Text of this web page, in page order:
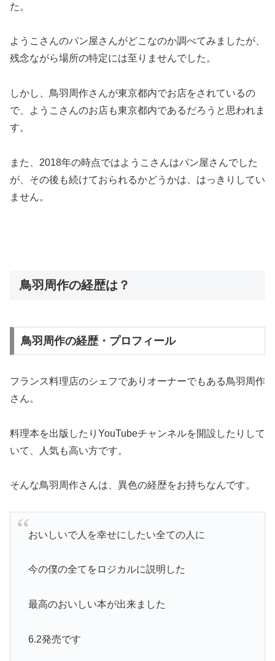
た。
ようこさんのパン屋さんがどこなのか調べてみましたが、
残念ながら場所の特定には至りませんでした。
しかし、鳥羽周作さんが東京都内でお店をされているの
で、ようこさんのお店も東京都内であるだろうと思われま
す。
また、2018年の時点ではようこさんはパン屋さんでした
が、その後も続けておられるかどうかは、はっきりしてい
ません。
鳥羽周作の経歴は？
鳥羽周作の経歴・プロフィール
フランス料理店のシェフでありオーナーでもある鳥羽周作
さん。
料理本を出版したりYouTubeチャンネルを開設したりして
いて、人気も高い方です。
そんな鳥羽周作さんは、異色の経歴をお持ちなんです。
おいしいで人を幸せにしたい全ての人に
今の僕の全てをロジカルに説明した
最高のおいしい本が出来ました
6.2発売です